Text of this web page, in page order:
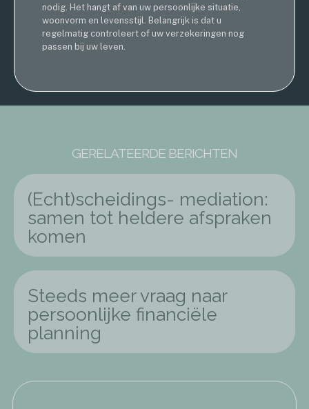
nodig. Het hangt af van uw persoonlijke situatie,
woonvorm en levensstijl. Belangrijk is dat u
regelmatig controleert of uw verzekeringen nog
passen bij uw leven.
GERELATEERDE BERICHTEN
(Echt)scheidings- mediation:
samen tot heldere afspraken
komen
Steeds meer vraag naar
persoonlijke financiële
planning